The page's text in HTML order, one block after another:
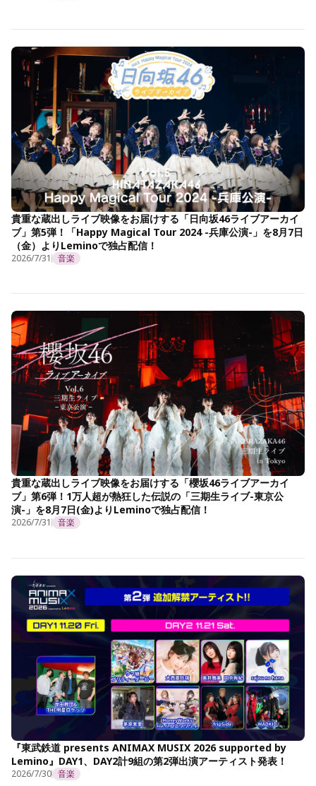
貴重な蔵出しライブ映像をお届けする「日向坂46ライブアーカイ
ブ」第5弾！「Happy Magical Tour 2024 -兵庫公演-」を8月7日
（金）よりLeminoで独占配信！
2026/7/31 音楽
貴重な蔵出しライブ映像をお届けする「櫻坂46ライブアーカイ
ブ」第6弾！1万人超が熱狂した伝説の「三期生ライブ-東京公
演-」を8月7日(金)よりLeminoで独占配信！
2026/7/31 音楽
『東武鉄道 presents ANIMAX MUSIX 2026 supported by
Lemino』DAY1、DAY2計9組の第2弾出演アーティスト発表！
2026/7/30 音楽